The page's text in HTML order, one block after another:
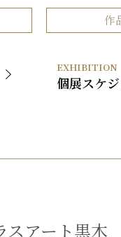
作
EXHIBITION
個展スケ
スアート黒木